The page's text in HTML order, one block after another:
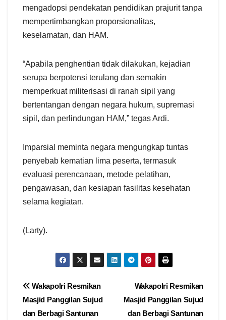
mengadopsi pendekatan pendidikan prajurit tanpa
mempertimbangkan proporsionalitas,
keselamatan, dan HAM.
“Apabila penghentian tidak dilakukan, kejadian
serupa berpotensi terulang dan semakin
memperkuat militerisasi di ranah sipil yang
bertentangan dengan negara hukum, supremasi
sipil, dan perlindungan HAM,” tegas Ardi.
Imparsial meminta negara mengungkap tuntas
penyebab kematian lima peserta, termasuk
evaluasi perencanaan, metode pelatihan,
pengawasan, dan kesiapan fasilitas kesehatan
selama kegiatan.
(Larty).
Navigasi
pos
Wakapolri Resmikan
Masjid Panggilan Sujud
dan Berbagi Santunan
Wakapolri Resmikan
Masjid Panggilan Sujud
dan Berbagi Santunan